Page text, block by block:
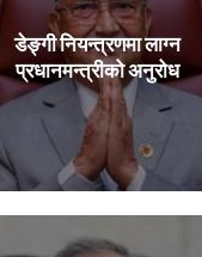
डेङ्गी नियन्त्रणमा लाग्न
प्रधानमन्त्रीको अनुरोध